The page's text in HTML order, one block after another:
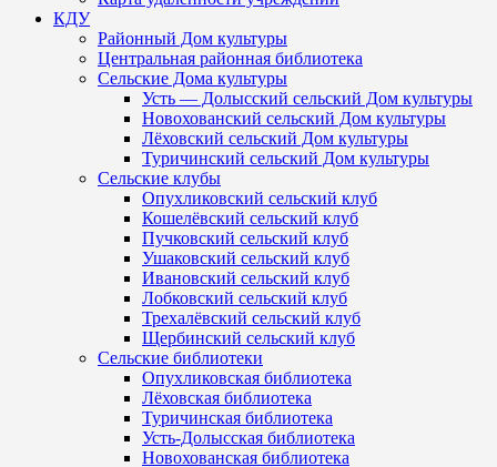
КДУ
Районный Дом культуры
Центральная районная библиотека
Сельские Дома культуры
Усть — Долысский сельский Дом культуры
Новохованский сельский Дом культуры
Лёховский сельский Дом культуры
Туричинский сельский Дом культуры
Сельские клубы
Опухликовский сельский клуб
Кошелёвский сельский клуб
Пучковский сельский клуб
Ушаковский сельский клуб
Ивановский сельский клуб
Лобковский сельский клуб
Трехалёвский сельский клуб
Щербинский сельский клуб
Сельские библиотеки
Опухликовская библиотека
Лёховская библиотека
Туричинская библиотека
Усть-Долысская библиотека
Новохованская библиотека